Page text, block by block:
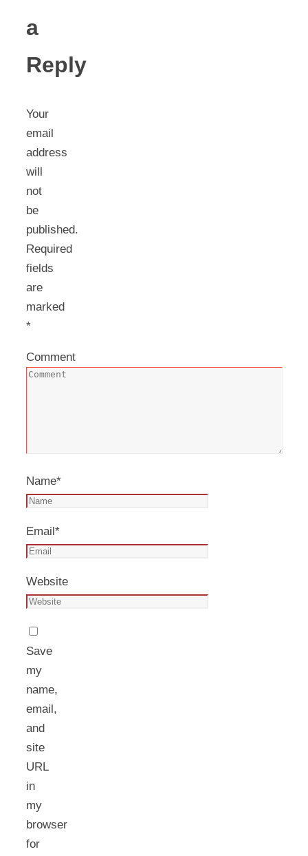
a
Reply
Your
email
address
will
not
be
published.
Required
fields
are
marked
*
Comment
Name*
Email *
Website
Save
my
name,
email,
and
site
URL
in
my
browser
for